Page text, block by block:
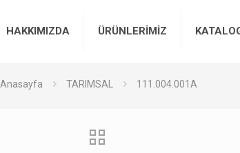
HAKKIMIZDA ÜRÜNLERİMİZ
Anasayfa TARIMSAL 111.004.001A